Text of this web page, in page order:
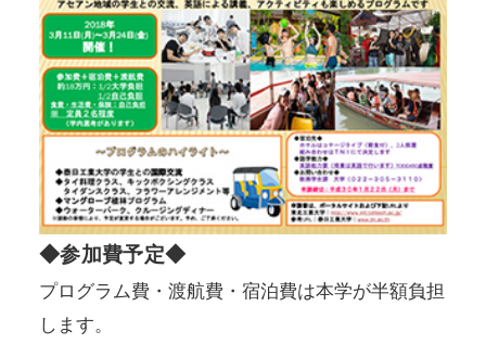
◆参加費予定◆
プログラム費・渡航費・宿泊費は本学が半額負担
します。